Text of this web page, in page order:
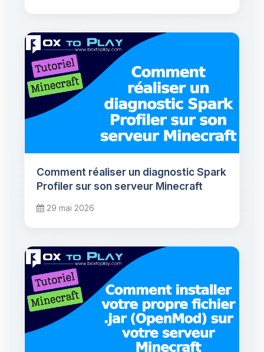
Comment réaliser un diagnostic Spark
Profiler sur son serveur Minecraft
29 mai 2026